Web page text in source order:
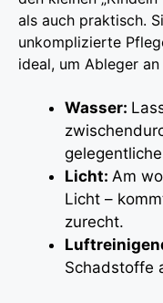
als auch praktisch.
unkomplizierte
ideal, um Ableger
Wasser:
Licht: Am
Licht –
zurecht.
Schadstoffe